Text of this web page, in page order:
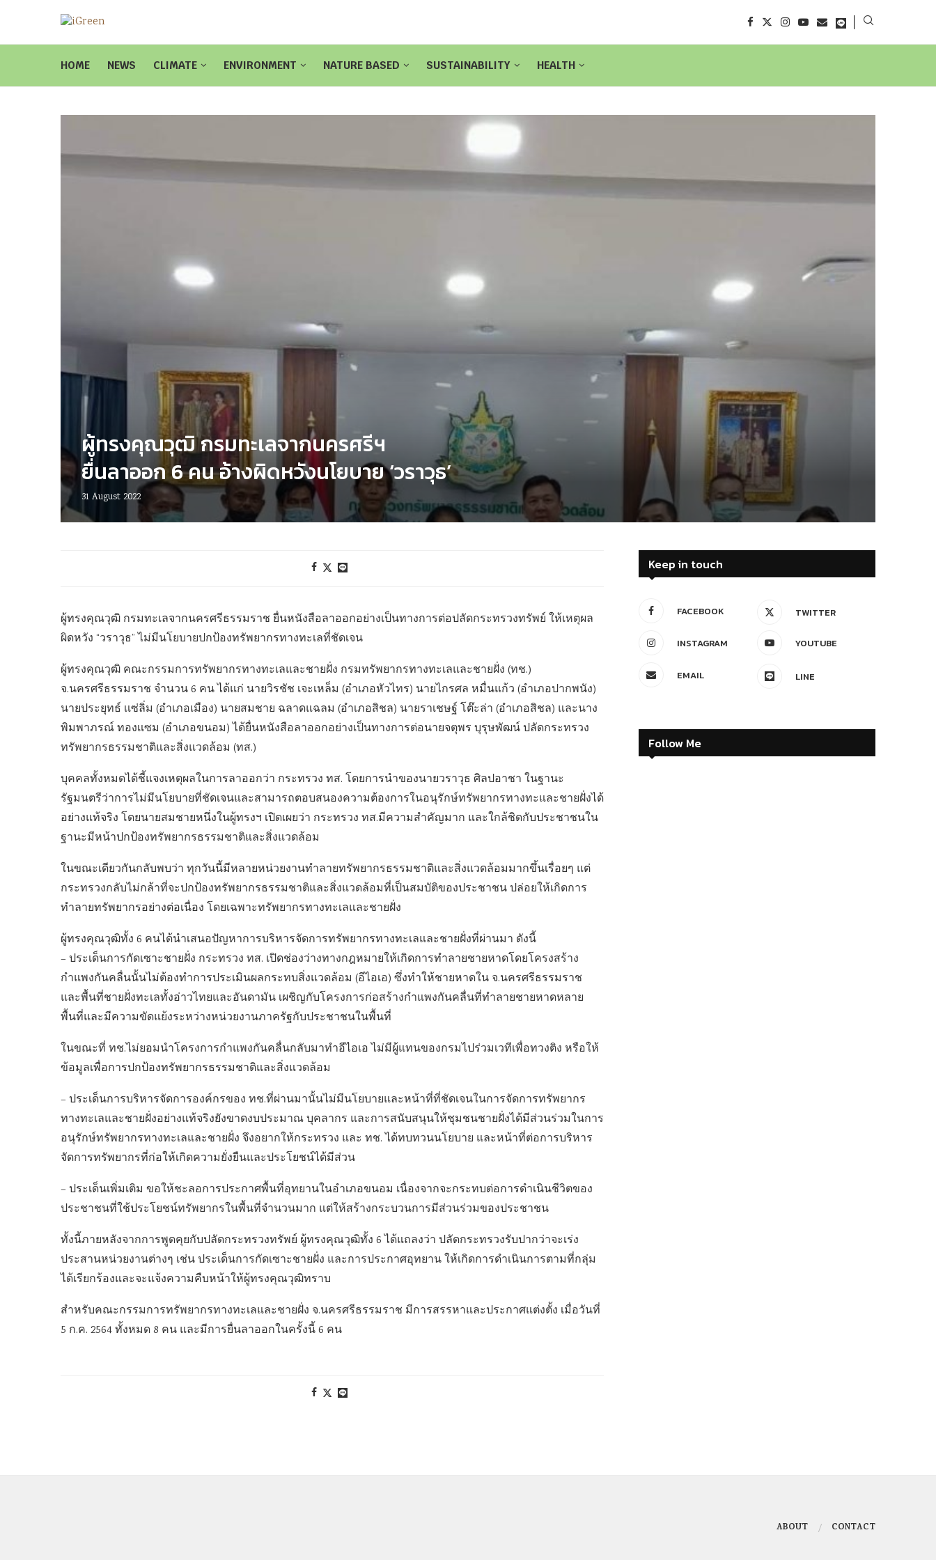
HOME NEWS CLIMATE ENVIRONMENT NATURE BASED SUSTAINABILITY HEALTH
ผู้ทรงคุณวุฒิ กรมทะเลจากนครศรีฯ
ยื่นลาออก 6 คน อ้างผิดหวังนโยบาย ‘วราวุธ’
31 August 2022
ผู้ทรงคุณวุฒิ กรมทะเลจากนครศรีธรรมราช ยื่นหนังสือลาออกอย่างเป็นทางการต่อปลัดกระทรวงทรัพย์ ให้เหตุผล
ผิดหวัง “วราวุธ” ไม่มีนโยบายปกป้องทรัพยากรทางทะเลที่ชัดเจน
ผู้ทรงคุณวุฒิ คณะกรรมการทรัพยากรทางทะเลและชายฝั่ง กรมทรัพยากรทางทะเลและชายฝั่ง (ทช.)
จ.นครศรีธรรมราช จำนวน 6 คน ได้แก่ นายวิรชัช เจะเหล็ม (อำเภอหัวไทร) นายไกรศล หมื่นแก้ว (อำเภอปากพนัง)
นายประยุทธ์ เเซ่ลิ่ม (อำเภอเมือง) นายสมชาย ฉลาดแฉลม (อำเภอสิชล) นายราเชษฐ์ โต๊ะล่า (อำเภอสิชล) และนาง
พิมพาภรณ์ ทองเเซม (อำเภอขนอม) ได้ยื่นหนังสือลาออกอย่างเป็นทางการต่อนายจตุพร บุรุษพัฒน์ ปลัดกระทรวง
ทรัพยากรธรรมชาติและสิ่งแวดล้อม (ทส.)
บุคคลทั้งหมดได้ชี้แจงเหตุผลในการลาออกว่า กระทรวง ทส. โดยการนำของนายวราวุธ ศิลปอาชา ในฐานะ
รัฐมนตรีว่าการไม่มีนโยบายที่ชัดเจนและสามารถตอบสนองความต้องการในอนุรักษ์ทรัพยากรทางทะและชายฝั่งได้
อย่างแท้จริง โดยนายสมชายหนึ่งในผู้ทรงฯ เปิดเผยว่า กระทรวง ทส.มีความสำคัญมาก และใกล้ชิดกับประชาชนใน
ฐานะมีหน้าปกป้องทรัพยากรธรรมชาติและสิ่งแวดล้อม
ในขณะเดียวกันกลับพบว่า ทุกวันนี้มีหลายหน่วยงานทำลายทรัพยากรธรรมชาติและสิ่งแวดล้อมมากขึ้นเรื่อยๆ แต่
กระทรวงกลับไม่กล้าที่จะปกป้องทรัพยากรธรรมชาติและสิ่งแวดล้อมที่เป็นสมบัติของประชาชน ปล่อยให้เกิดการ
ทำลายทรัพยากรอย่างต่อเนื่อง โดยเฉพาะทรัพยากรทางทะเลและชายฝั่ง
ผู้ทรงคุณวุฒิทั้ง 6 คนได้นำเสนอปัญหาการบริหารจัดการทรัพยากรทางทะเลและชายฝั่งที่ผ่านมา ดังนี้
– ประเด็นการกัดเซาะชายฝั่ง กระทรวง ทส. เปิดช่องว่างทางกฎหมายให้เกิดการทำลายชายหาดโดยโครงสร้าง
กำแพงกันคลื่นนั้นไม่ต้องทำการประเมินผลกระทบสิ่งแวดล้อม (อีไอเอ) ซึ่งทำให้ชายหาดใน จ.นครศรีธรรมราช
และพื้นที่ชายฝั่งทะเลทั้งอ่าวไทยและอันดามัน เผชิญกับโครงการก่อสร้างกำแพงกันคลื่นที่ทำลายชายหาดหลาย
พื้นที่และมีความขัดแย้งระหว่างหน่วยงานภาครัฐกับประชาชนในพื้นที่
ในขณะที่ ทช.ไม่ยอมนำโครงการกำแพงกันคลื่นกลับมาทำอีไอเอ ไม่มีผู้แทนของกรมไปร่วมเวทีเพื่อทวงติง หรือให้
ข้อมูลเพื่อการปกป้องทรัพยากรธรรมชาติและสิ่งแวดล้อม
– ประเด็นการบริหารจัดการองค์กรของ ทช.ที่ผ่านมานั้นไม่มีนโยบายและหน้าที่ที่ชัดเจนในการจัดการทรัพยากร
ทางทะเลและชายฝั่งอย่างแท้จริงยังขาดงบประมาณ บุคลากร และการสนับสนุนให้ชุมชนชายฝั่งได้มีส่วนร่วมในการ
อนุรักษ์ทรัพยากรทางทะเลและชายฝั่ง จึงอยากให้กระทรวง และ ทช. ได้ทบทวนนโยบาย และหน้าที่ต่อการบริหาร
จัดการทรัพยากรที่ก่อให้เกิดความยั่งยืนและประโยชน์ได้มีส่วน
– ประเด็นเพิ่มเติม ขอให้ชะลอการประกาศพื้นที่อุทยานในอำเภอขนอม เนื่องจากจะกระทบต่อการดำเนินชีวิตของ
ประชาชนที่ใช้ประโยชน์ทรัพยากรในพื้นที่จำนวนมาก แต่ให้สร้างกระบวนการมีส่วนร่วมของประชาชน
ทั้งนี้ภายหลังจากการพูดคุยกับปลัดกระทรวงทรัพย์ ผู้ทรงคุณวุฒิทั้ง 6 ได้แถลงว่า ปลัดกระทรวงรับปากว่าจะเร่ง
ประสานหน่วยงานต่างๆ เช่น ประเด็นการกัดเซาะชายฝั่ง และการประกาศอุทยาน ให้เกิดการดำเนินการตามที่กลุ่ม
ได้เรียกร้องและจะแจ้งความคืบหน้าให้ผู้ทรงคุณวุฒิทราบ
สำหรับคณะกรรมการทรัพยากรทางทะเลและชายฝั่ง จ.นครศรีธรรมราช มีการสรรหาและประกาศแต่งตั้ง เมื่อวันที่
5 ก.ค. 2564 ทั้งหมด 8 คน และมีการยื่นลาออกในครั้งนี้ 6 คน
Keep in touch
FACEBOOK TWITTER
INSTAGRAM YOUTUBE
EMAIL LINE
Follow Me
ABOUT CONTACT